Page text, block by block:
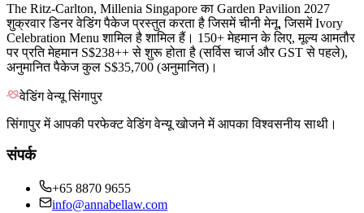
The Ritz-Carlton, Millenia Singapore का Garden Pavilion 2027
शुक्रवार डिनर वेडिंग पैकेज प्रस्तुत करता है जिसमें चीनी मेनू, जिसमें Ivory
Celebration Menu शामिल है शामिल हैं। 150+ मेहमान के लिए, मूल्य आमतौर
पर प्रति मेहमान S$238++ से शुरू होता है (सर्विस चार्ज और GST से पहले),
अनुमानित पैकेज कुल S$35,700 (अनुमानित)।
वेडिंग वेन्यू सिंगापुर
सिंगापुर में आपकी परफेक्ट वेडिंग वेन्यू खोजने में आपका विश्वसनीय साथी।
संपर्क
+65 8870 9655
info@annabellaw.com